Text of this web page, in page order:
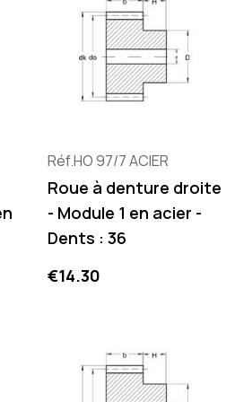
Réf.HO 97/7 ACIER
Roue à denture droite
- Module 1 en acier -
Dents : 36
Price
€14.30